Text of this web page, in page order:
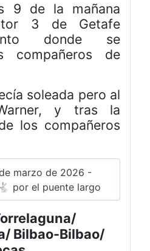
9 de la mañana
3 de Getafe
donde se
compañeros de
soleada pero al
y tras la
los compañeros
marzo de 2026 -
por el puente largo
Bilbao-Bilbao/